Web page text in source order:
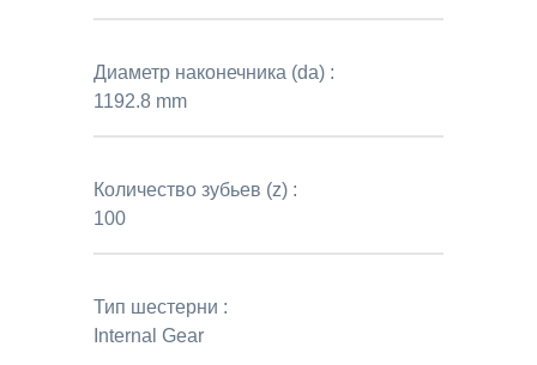
Диаметр наконечника (da) :
1192.8 mm
Количество зубьев (z) :
100
Тип шестерни :
Internal Gear